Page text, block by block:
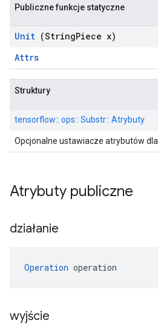
Publiczne funkcje statyczne
Unit (StringPiece x)
Attrs
Struktury
tensorflow:: ops:: Substr:: Atrybuty
Opcjonalne ustawiacze atrybutów dla
Atrybuty publiczne
działanie
Operation operation
wyjście